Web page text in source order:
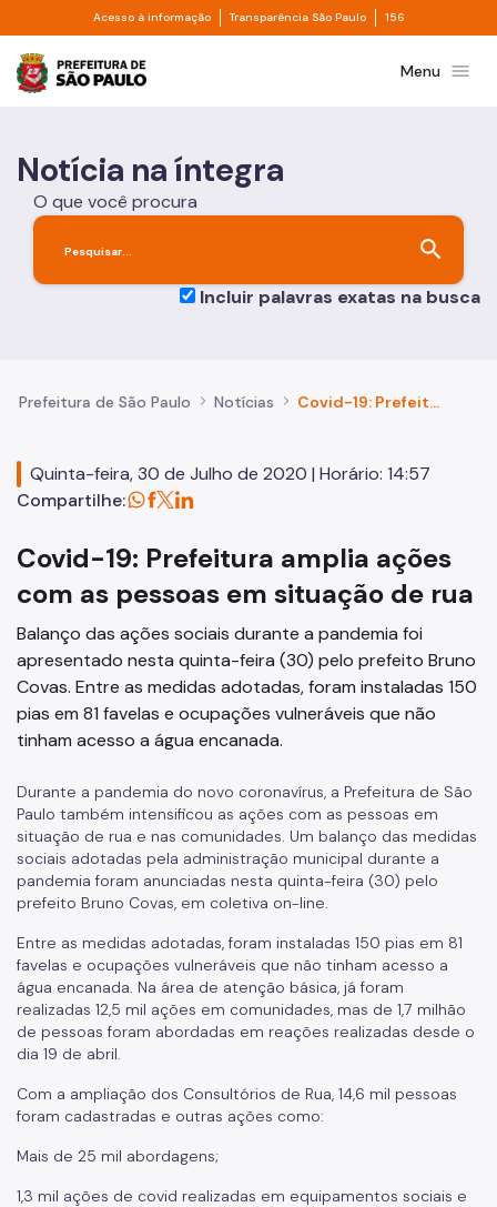
Pular para o Conteúdo principal
Acesso à informação Divisor de acesso à informação
Transparência São Paulo Divisor de
156
Prefeitura de São PauloMenu menu
Notícia na íntegra
O que você procura
search
Incluir palavras exatas na busca
Prefeitura de São Paulo Notícias Covid-19: Prefeitura amplia ações com as pessoas em situação de rua
Quinta-feira, 30 de Julho de 2020 | Horário: 14:57
Compartilhe:
Covid-19: Prefeitura amplia ações
com as pessoas em situação de rua
Balanço das ações sociais durante a pandemia foi
apresentado nesta quinta-feira (30) pelo prefeito Bruno
Covas. Entre as medidas adotadas, foram instaladas 150
pias em 81 favelas e ocupações vulneráveis que não
tinham acesso a água encanada.
Durante a pandemia do novo coronavírus, a Prefeitura de São
Paulo também intensificou as ações com as pessoas em
situação de rua e nas comunidades. Um balanço das medidas
sociais adotadas pela administração municipal durante a
pandemia foram anunciadas nesta quinta-feira (30) pelo
prefeito Bruno Covas, em coletiva on-line.
Entre as medidas adotadas, foram instaladas 150 pias em 81
favelas e ocupações vulneráveis que não tinham acesso a
água encanada. Na área de atenção básica, já foram
realizadas 12,5 mil ações em comunidades, mas de 1,7 milhão
de pessoas foram abordadas em reações realizadas desde o
dia 19 de abril.
Com a ampliação dos Consultórios de Rua, 14,6 mil pessoas
foram cadastradas e outras ações como:
Mais de 25 mil abordagens;
1,3 mil ações de covid realizadas em equipamentos sociais e